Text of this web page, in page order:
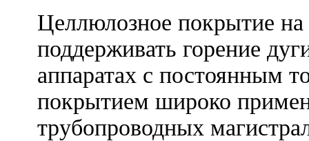
Целлюлозное покрытие на
поддерживать горение
аппаратах с постоянным
покрытием широко
трубопроводных